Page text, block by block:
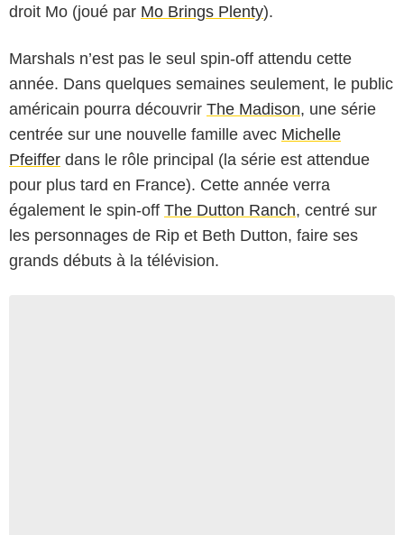
droit Mo (joué par Mo Brings Plenty).
Marshals n’est pas le seul spin-off attendu cette
année. Dans quelques semaines seulement, le public
américain pourra découvrir The Madison, une série
centrée sur une nouvelle famille avec Michelle
Pfeiffer dans le rôle principal (la série est attendue
pour plus tard en France). Cette année verra
également le spin-off The Dutton Ranch, centré sur
les personnages de Rip et Beth Dutton, faire ses
grands débuts à la télévision.